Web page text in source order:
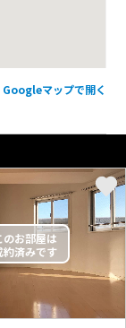
Googleマップで開く